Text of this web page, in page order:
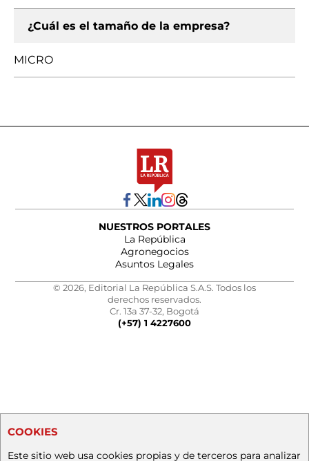
¿Cuál es el tamaño de la empresa?
MICRO
NUESTROS PORTALES
La República
Agronegocios
Asuntos Legales
© 2026, Editorial La República S.A.S. Todos los
derechos reservados.
Cr. 13a 37-32, Bogotá
(+57) 1 4227600
COOKIES
Este sitio web usa cookies propias y de terceros para analizar